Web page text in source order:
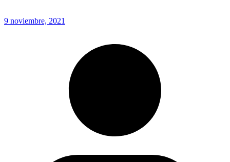
9 noviembre, 2021